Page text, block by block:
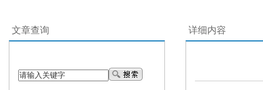
文章查询 详细内容